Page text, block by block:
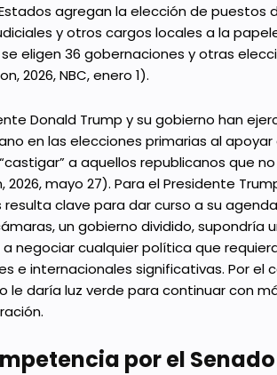
agregan la elección de
y otros cargos locales a la
eligen 36 gobernaciones y otras
2026, NBC, enero 1).
Donald Trump y su gobierno han
en las elecciones primarias al
a aquellos republicanos que
2026, mayo 27). Para el Presidente
clave para dar curso a su
un gobierno dividido, supondría
negociar cualquier política que
e internacionales significativas. Por el
le daría luz verde para continuar con
por el Senado